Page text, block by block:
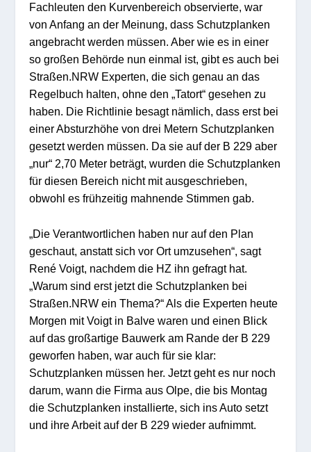
Fachleuten den Kurvenbereich observierte, war
von Anfang an der Meinung, dass Schutzplanken
angebracht werden müssen. Aber wie es in einer
so großen Behörde nun einmal ist, gibt es auch bei
Straßen.NRW Experten, die sich genau an das
Regelbuch halten, ohne den „Tatort“ gesehen zu
haben. Die Richtlinie besagt nämlich, dass erst bei
einer Absturzhöhe von drei Metern Schutzplanken
gesetzt werden müssen. Da sie auf der B 229 aber
„nur“ 2,70 Meter beträgt, wurden die Schutzplanken
für diesen Bereich nicht mit ausgeschrieben,
obwohl es frühzeitig mahnende Stimmen gab.
„Die Verantwortlichen haben nur auf den Plan
geschaut, anstatt sich vor Ort umzusehen“, sagt
René Voigt, nachdem die HZ ihn gefragt hat.
„Warum sind erst jetzt die Schutzplanken bei
Straßen.NRW ein Thema?“ Als die Experten heute
Morgen mit Voigt in Balve waren und einen Blick
auf das großartige Bauwerk am Rande der B 229
geworfen haben, war auch für sie klar:
Schutzplanken müssen her. Jetzt geht es nur noch
darum, wann die Firma aus Olpe, die bis Montag
die Schutzplanken installierte, sich ins Auto setzt
und ihre Arbeit auf der B 229 wieder aufnimmt.